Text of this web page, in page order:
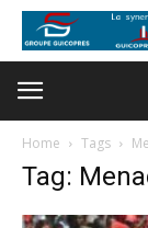
Home Tags
Tag: